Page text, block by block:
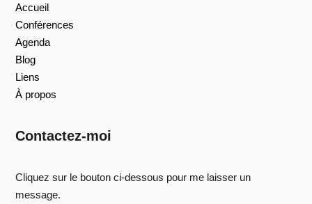
Accueil
Conférences
Agenda
Blog
Liens
À propos
Contactez-moi
Cliquez sur le bouton ci-dessous pour me laisser un
message.